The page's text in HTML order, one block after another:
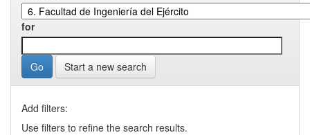
for
Start a new search
Add filters:
Use filters to refine the search results.